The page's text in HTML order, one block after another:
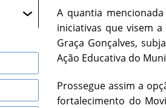
A quantia
iniciativas que visem
Graça Gonçalves,
Ação Educativa do
Prossegue assim a
fortalecimento do